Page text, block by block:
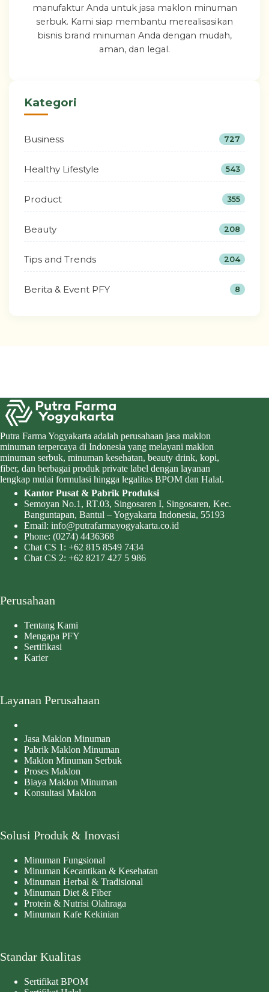
manufaktur Anda untuk jasa maklon minuman
serbuk. Kami siap membantu merealisasikan
bisnis brand minuman Anda dengan mudah,
aman, dan legal.
Kategori
Business 727
Healthy Lifestyle 543
Product 355
Beauty 208
Tips and Trends 204
Berita & Event PFY 8
Putra Farma Yogyakarta adalah perusahaan jasa maklon
minuman terpercaya di Indonesia yang melayani maklon
minuman serbuk, minuman kesehatan, beauty drink, kopi,
fiber, dan berbagai produk private label dengan layanan
lengkap mulai formulasi hingga legalitas BPOM dan Halal.
Kantor Pusat & Pabrik Produksi
Semoyan No.1, RT.03, Singosaren I, Singosaren, Kec.
Banguntapan, Bantul – Yogyakarta Indonesia, 55193
Email: info@putrafarmayogyakarta.co.id
Phone: (0274) 4436368
Chat CS 1: +62 815 8549 7434
Chat CS 2: +62 8217 427 5 986
Perusahaan
Tentang Kami
Mengapa PFY
Sertifikasi
Karier
Layanan Perusahaan
Jasa Maklon Minuman
Pabrik Maklon Minuman
Maklon Minuman Serbuk
Proses Maklon
Biaya Maklon Minuman
Konsultasi Maklon
Solusi Produk & Inovasi
Minuman Fungsional
Minuman Kecantikan & Kesehatan
Minuman Herbal & Tradisional
Minuman Diet & Fiber
Protein & Nutrisi Olahraga
Minuman Kafe Kekinian
Standar Kualitas
Sertifikat BPOM